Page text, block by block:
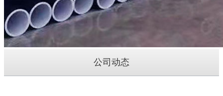
公司动态